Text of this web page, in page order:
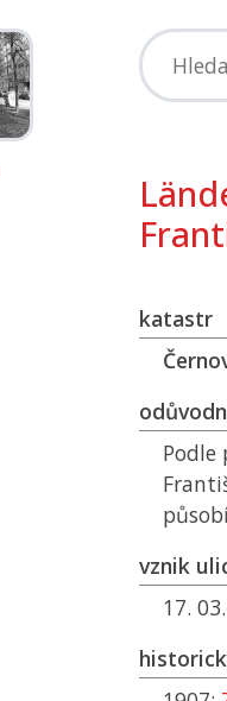
katastr
Podle
vznik
17.